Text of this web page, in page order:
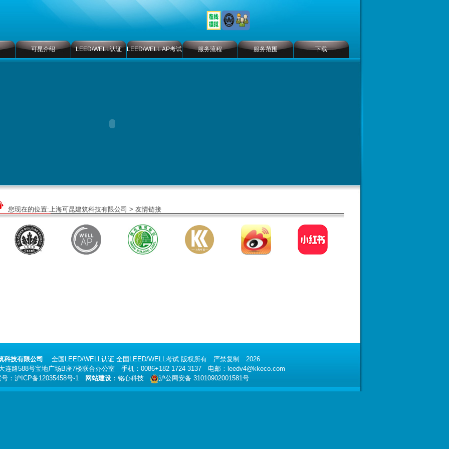
可昆介绍 LEED/WELL认证 LEED/WELL AP考试 服务流程 服务范围 下载
您现在的位置:上海可昆建筑科技有限公司 > 友情链接
科技有限公司 全国 LEED/WELL认证全国 LEED/WELL考试版权所有 严禁复制 2026
连路588号宝地广场B座7楼联合办公室 手机：0086+182 1724 3137 电邮： leedv4@kkeco.com
： 沪ICP备12035458号-1 网站建设 ： 铭心科技 沪公网安备 31010902001581号